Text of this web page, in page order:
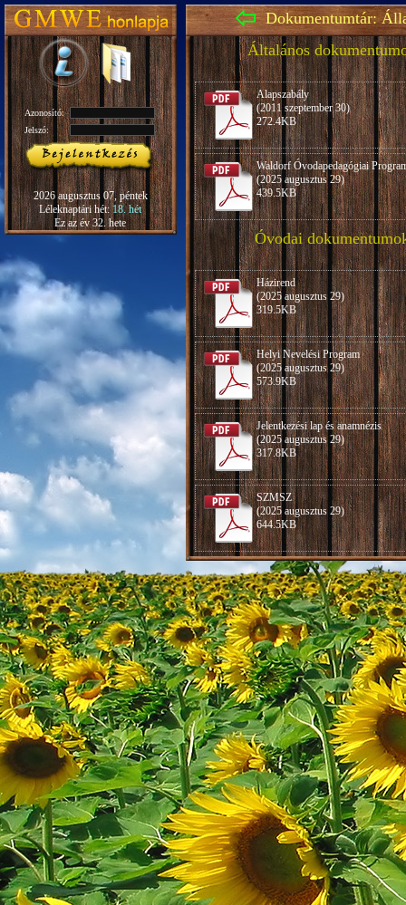
Azonosító:
Jelszó:
2026 augusztus 07, péntek
Léleknaptári hét:18. hét
Ez az év 32. hete
Dokumentumtár:
Általános
Alapszabály
(2011 szeptember 30)
272.4KB
Waldorf Óvodapedagógiai
(2025 augusztus 29)
439.5KB
Óvodai
Házirend
(2025 augusztus 29)
319.5KB
Helyi Nevelési Program
(2025 augusztus 29)
573.9KB
Jelentkezési lap és anamnézis
(2025 augusztus 29)
317.8KB
SZMSZ
(2025 augusztus 29)
644.5KB